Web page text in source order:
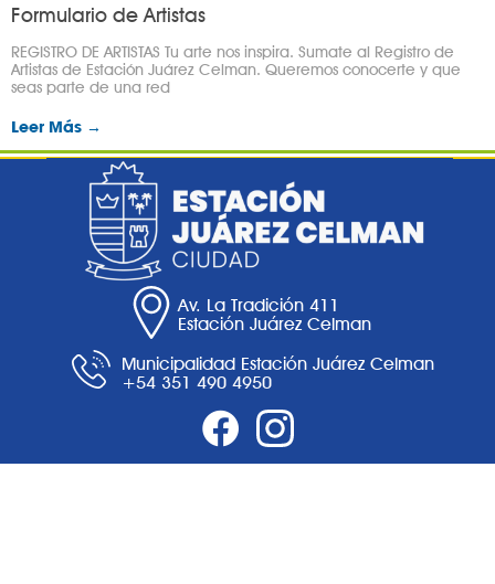
Formulario de Artistas
REGISTRO DE ARTISTAS Tu arte nos inspira. Sumate al Registro de
Artistas de Estación Juárez Celman. Queremos conocerte y que
seas parte de una red
Leer Más →
Av. La Tradición 411
Estación Juárez Celman
Municipalidad Estación Juárez Celman
+54 351 490 4950